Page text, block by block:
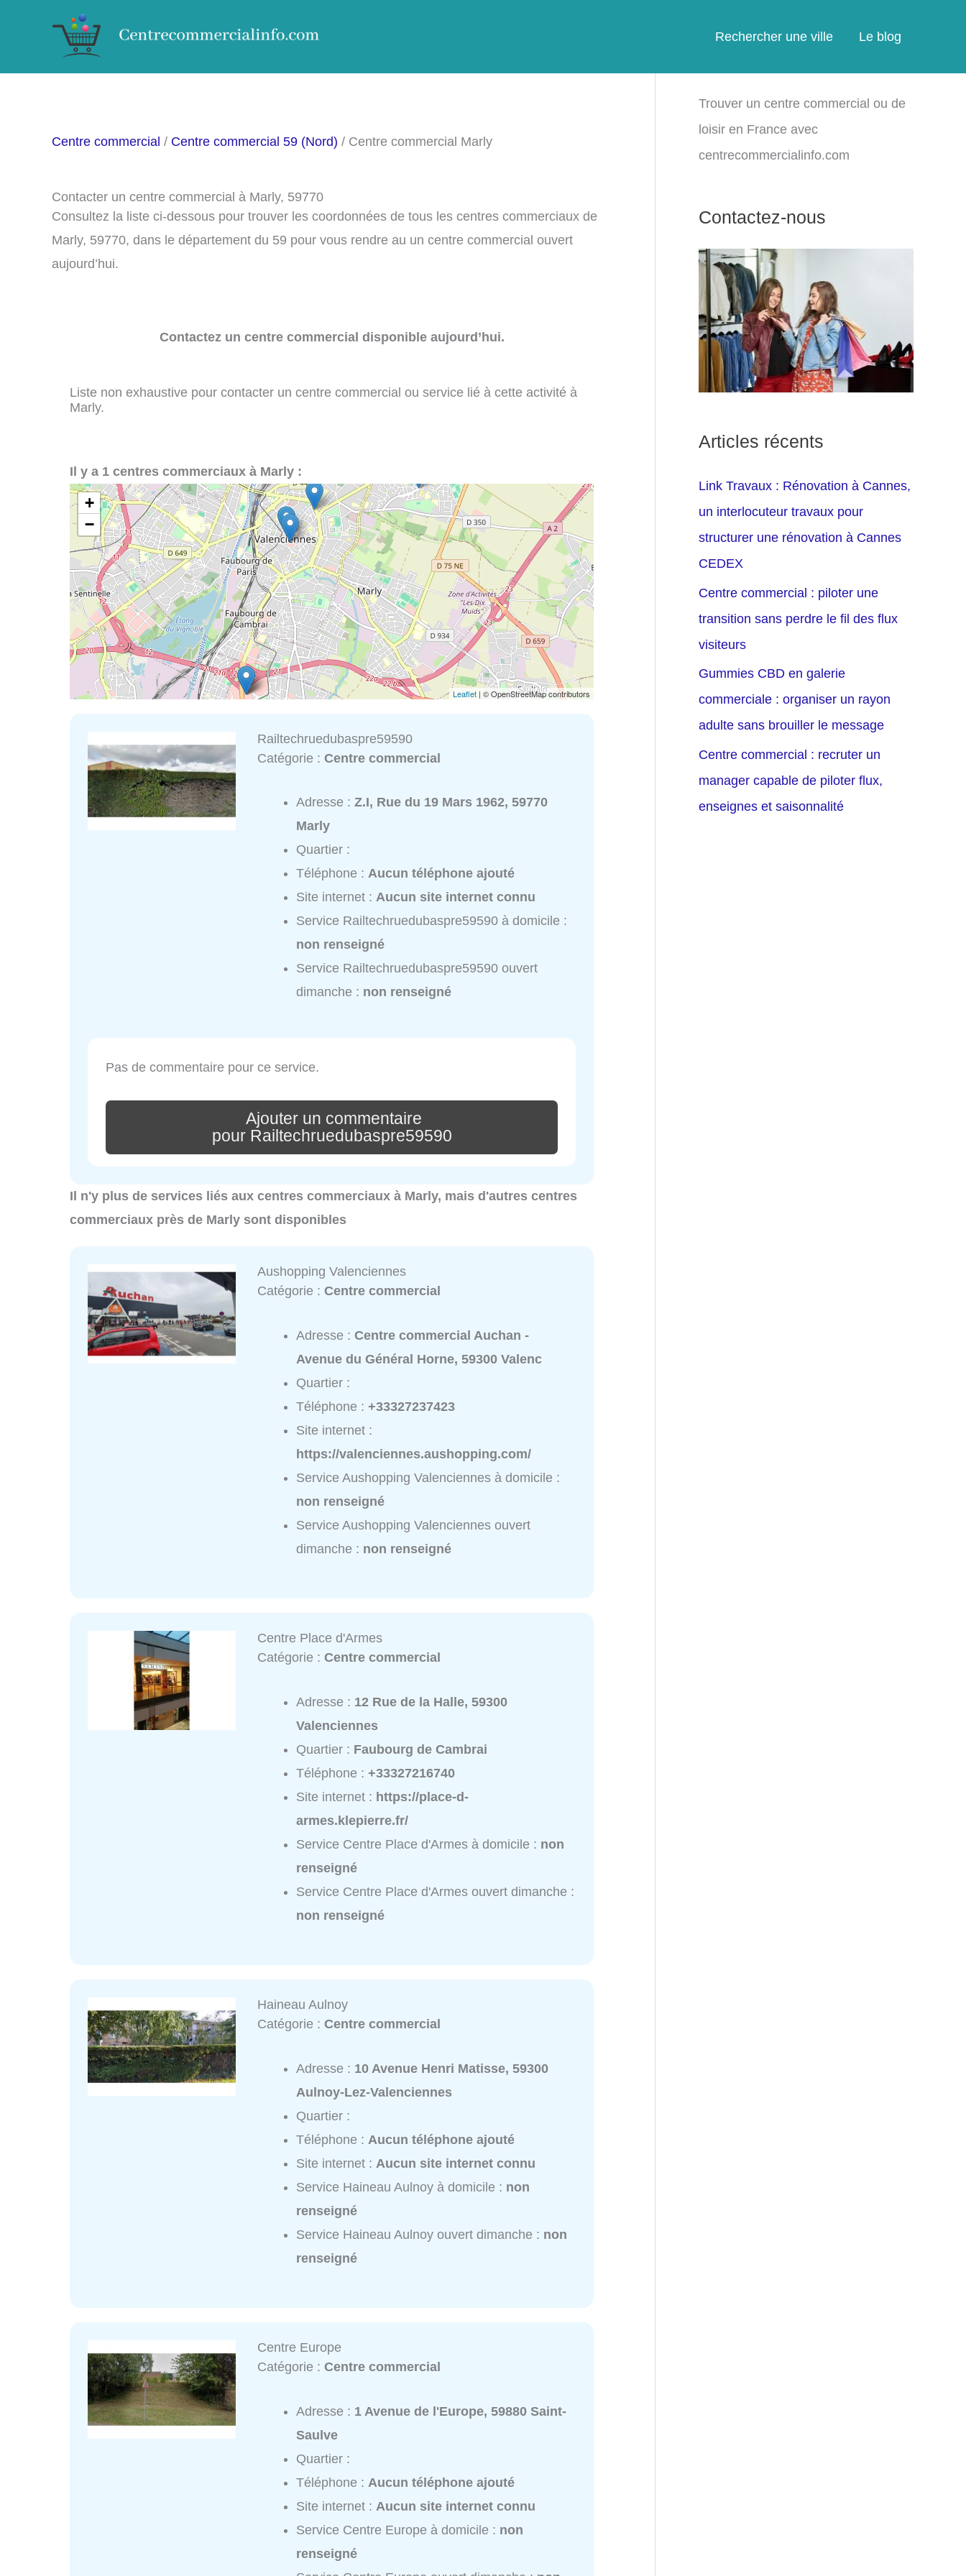
Rechercher une ville Le blog
Centre commercial / Centre commercial 59 (Nord) / Centre commercial Marly
Contacter un centre commercial à Marly, 59770
Consultez la liste ci-dessous pour trouver les coordonnées de tous les centres commerciaux de
Marly, 59770, dans le département du 59 pour vous rendre au un centre commercial ouvert
aujourd’hui.
Contactez un centre commercial disponible aujourd’hui.
Liste non exhaustive pour contacter un centre commercial ou service lié à cette activité à
Marly.
Il y a 1 centres commerciaux à Marly :
+
−
Leaflet | © OpenStreetMap contributors
Railtechruedubaspre59590
Catégorie :Centre commercial
Adresse :Z.I, Rue du 19 Mars 1962, 59770
Marly
Quartier :
Téléphone :Aucun téléphone ajouté
Site internet :Aucun site internet connu
Service Railtechruedubaspre59590 à domicile :
non renseigné
Service Railtechruedubaspre59590 ouvert
dimanche : non renseigné
Pas de commentaire pour ce service.
Ajouter un commentaire
pour Railtechruedubaspre59590
Il n'y plus de services liés aux centres commerciaux à Marly, mais d'autres centres
commerciaux près de Marly sont disponibles
Aushopping Valenciennes
Catégorie :Centre commercial
Adresse :Centre commercial Auchan -
Avenue du Général Horne, 59300 Valenc
Quartier :
Téléphone :+33327237423
Site internet :
https://valenciennes.aushopping.com/
Service Aushopping Valenciennes à domicile :
non renseigné
Service Aushopping Valenciennes ouvert
dimanche : non renseigné
Centre Place d'Armes
Catégorie :Centre commercial
Adresse : 12 Rue de la Halle, 59300
Valenciennes
Quartier : Faubourg de Cambrai
Téléphone :+33327216740
Site internet : https://place-d-
armes.klepierre.fr/
Service Centre Place d'Armes à domicile : non
renseigné
Service Centre Place d'Armes ouvert dimanche :
non renseigné
Haineau Aulnoy
Catégorie :Centre commercial
Adresse : 10 Avenue Henri Matisse, 59300
Aulnoy-Lez-Valenciennes
Quartier :
Téléphone : Aucun téléphone ajouté
Site internet : Aucun site internet connu
Service Haineau Aulnoy à domicile : non
renseigné
Service Haineau Aulnoy ouvert dimanche : non
renseigné
Centre Europe
Catégorie :Centre commercial
Adresse : 1 Avenue de l'Europe, 59880 Saint-
Saulve
Quartier :
Téléphone : Aucun téléphone ajouté
Site internet : Aucun site internet connu
Service Centre Europe à domicile : non
renseigné
Trouver un centre commercial ou de
loisir en France avec
centrecommercialinfo.com
Contactez-nous
Articles récents
Link Travaux : Rénovation à Cannes,
un interlocuteur travaux pour
structurer une rénovation à Cannes
CEDEX
Centre commercial : piloter une
transition sans perdre le fil des flux
visiteurs
Gummies CBD en galerie
commerciale : organiser un rayon
adulte sans brouiller le message
Centre commercial : recruter un
manager capable de piloter flux,
enseignes et saisonnalité